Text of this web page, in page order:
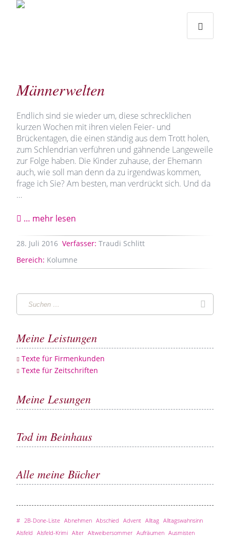
Co.
Männerwelten
Endlich sind sie wieder um, diese schrecklichen
kurzen Wochen mit ihren vielen Feier- und
Brückentagen, die einen ständig aus dem Trott holen,
zum Schlendrian verführen und gähnende Langeweile
zur Folge haben. Die Kinder zuhause, der Ehemann
auch, wie soll man denn da zu irgendwas kommen,
frage ich Sie? Am besten, man verdrückt sich. Und da
…
… mehr lesen
28. Juli 2016 Verfasser: Traudi Schlitt
Bereich: Kolumne
Suchen
…
Meine Leistungen
Texte für Firmenkunden
Texte für Zeitschriften
Meine Lesungen
Tod im Beinhaus
Alle meine Bücher
# 2B-Done-Liste Abnehmen Abschied Advent Alltag Alltagswahnsinn
Alsfeld Alsfeld-Krimi Alter Altweibersommer Aufräumen Ausmisten